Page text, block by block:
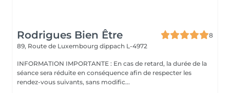
Rodrigues Bien Être
8
89, Route de Luxembourg dippach L-4972
INFORMATION IMPORTANTE : En cas de retard, la durée de la
séance sera réduite en conséquence afin de respecter les
rendez-vous suivants, sans modific...